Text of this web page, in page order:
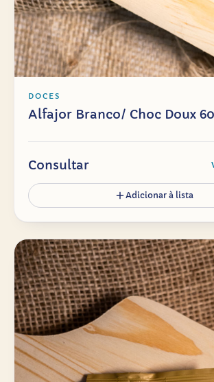
DOCES
Alfajor Branco/ Choc Doux
Consultar
Adicionar à lista